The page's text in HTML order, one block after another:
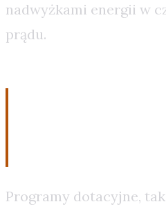
nadwyżkami energii w
prądu.
Programy dotacyjne,